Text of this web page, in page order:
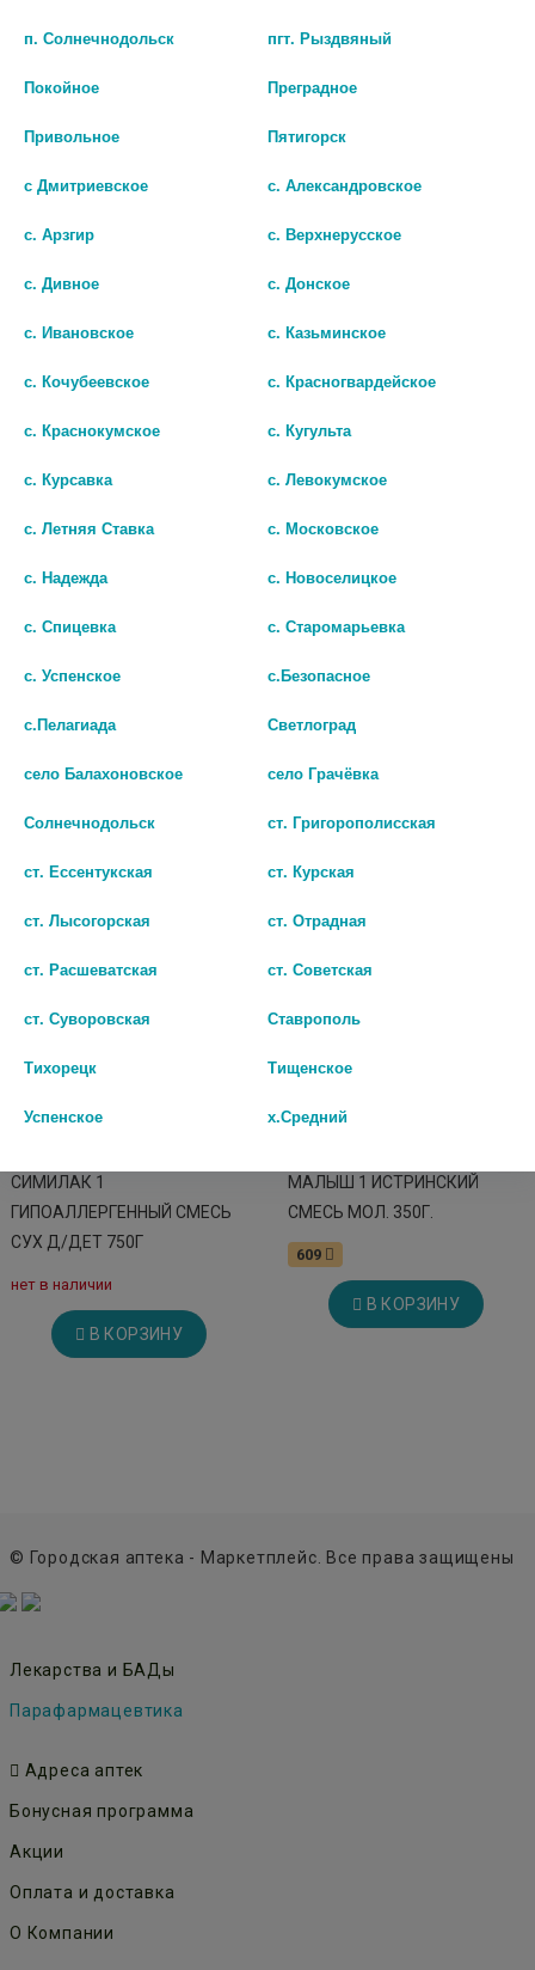
Популярные в разделе
ГИПОАЛЛЕРГЕННЫЙ СМЕСЬ
55
В КОРЗИНУ
СИМИЛАК 1
ГИПОАЛЛЕРГЕННЫЙ СМЕСЬ
СУХ Д/ДЕТ 750Г
нет в наличии
В КОРЗИНУ
МАЛЫШ 1 ИСТРИНСКИЙ
СМЕСЬ МОЛ. 350Г.
609
В КОРЗИНУ
© Городская аптека - Маркетплейс. Все права защищены
Лекарства и БАДы
Парафармацевтика
Адреса аптек
Бонусная программа
Акции
Оплата и доставка
О Компании
п. Солнечнодольск пгт. Рыздвяный
Покойное Преградное
Привольное Пятигорск
с Дмитриевское с. Александровское
с. Арзгир с. Верхнерусское
с. Дивное с. Донское
с. Ивановское с. Казьминское
с. Кочубеевское с. Красногвардейское
с. Краснокумское с. Кугульта
с. Курсавка с. Левокумское
с. Летняя Ставка с. Московское
с. Надежда с. Новоселицкое
с. Спицевка с. Старомарьевка
с. Успенское с.Безопасное
с.Пелагиада Светлоград
село Балахоновское село Грачёвка
Солнечнодольск ст. Григорополисская
ст. Ессентукская ст. Курская
ст. Лысогорская ст. Отрадная
ст. Расшеватская ст. Советская
ст. Суворовская Ставрополь
Тихорецк Тищенское
Успенское х.Средний